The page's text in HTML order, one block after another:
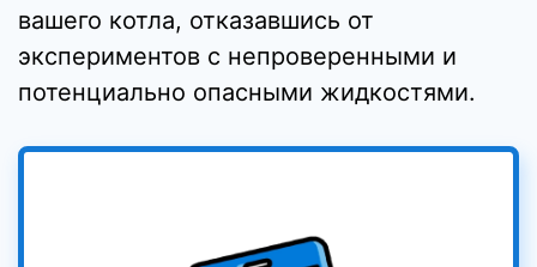
вашего котла, отказавшись от
экспериментов с непроверенными и
потенциально опасными жидкостями.